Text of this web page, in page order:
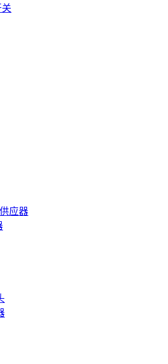
应器